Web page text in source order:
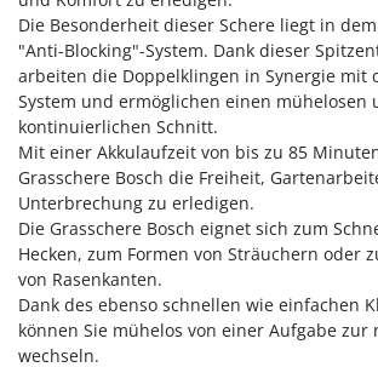
Kreiseleggen
Küchenreiben - elektrisch
Kükenaufzuchtboxen
L
Laderampe aus Aluminium
Laubsauger - Laubbläser
Laubsauger auf Rädern
Luftentfeuchter
Luftkühler
Einhell
Elegen
Energy Gruppi
Enotecnica Pillan
Eschenfelder
EuroMech
Eurosystems
F
FAC
Fama Industrie
Die Besonderheit dieser Schere liegt in
"Anti-Blocking"-System. Dank dieser
arbeiten die Doppelklingen in Synergie mit
System und ermöglichen einen mühelosen
kontinuierlichen Schnitt.
Mit einer Akkulaufzeit von bis zu 85
Grasschere Bosch die Freiheit,
Unterbrechung zu erledigen.
Die Grasschere Bosch eignet sich zum
Hecken, zum Formen von Sträuchern oder
von Rasenkanten.
Dank des ebenso schnellen wie einfachen
können Sie mühelos von einer Aufgabe zur
wechseln.